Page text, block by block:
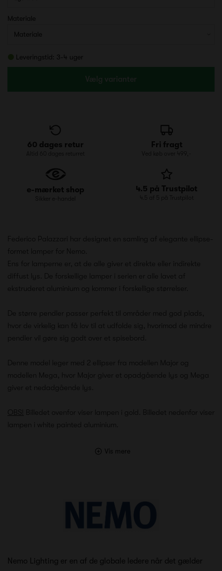
Materiale
Leveringstid: 3-4 uger
Vælg varianter
60 dages retur
Altid 60 dages returret
Fri fragt
Ved køb over 499,-
e-mærket shop
Sikker e-handel
4.5 på Trustpilot
4.5 af 5 på Trustpilot
Federico Palazzari har designet en samling af elegante ellipse-
formet lamper for Nemo.
Ens for lamperne er, at de alle giver et direkte eller indirekte
diffust lys. De forskellige lamper i serien er alle lavet af
ekstruderet aluminium og kommer i forskellige størrelser.
De større pendler passer perfekt til områder med god plads,
hvor de virkelig kan få lov til at udfolde sig, hvorimod de mindre
pendler vil gøre sig godt over et spisebord.
Denne model leger med 2 ellipser fra modellen Major og
modellen Mega, hvor Major giver et opadgående lys og Mega
giver et nedadgående lys.
OBS!
Billedet ovenfor viser lampen i gold. Billedet nedenfor viser
lampen i white painted aluminium.
Vis mere
Nemo Lighting er en af de globale ledere når det gælder